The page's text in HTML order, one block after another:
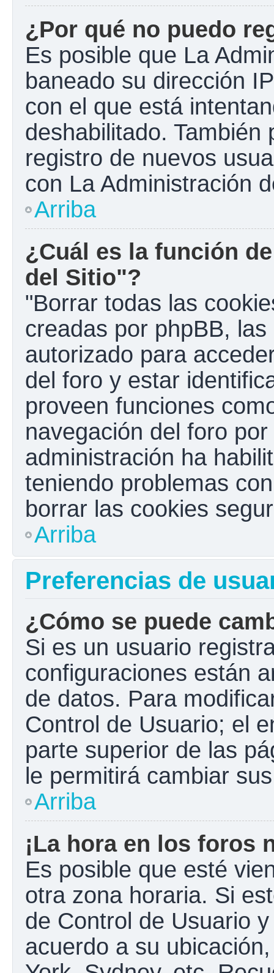
¿Por qué no puedo
Es posible que La
baneado su dirección
con el que está
deshabilitado.
registro de nuevos
con La Administración
Arriba
¿Cuál es la función
del Sitio"?
"Borrar todas las
creadas por phpBB,
autorizado para
del foro y estar
proveen funciones
navegación del foro
administración ha
teniendo problemas
borrar las cookies
Arriba
Preferencias de
¿Cómo se puede
Si es un usuario
configuraciones están
de datos. Para
Control de Usuario; el
parte superior de las
le permitirá cambiar
Arriba
¡La hora en los foros
Es posible que esté
otra zona horaria. Si
de Control de Usuario
acuerdo a su